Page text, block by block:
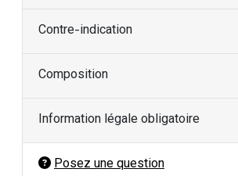
Contre-indication
Composition
Information légale obligatoire
Posez une question